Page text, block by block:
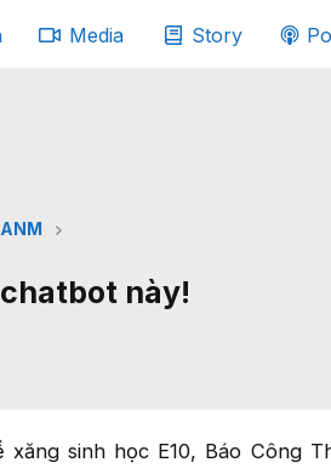
Media Story
này!
sinh học E10, Báo Công